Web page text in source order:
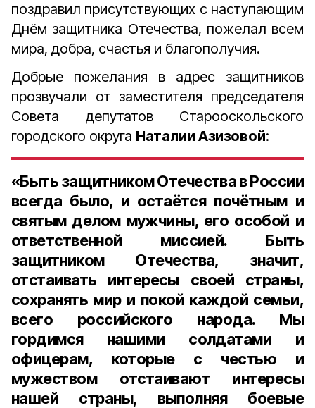
поздравил присутствующих с наступающим
Днём защитника Отечества, пожелал всем
мира, добра, счастья и благополучия.
Добрые пожелания в адрес защитников
прозвучали от заместителя председателя
Совета депутатов Старооскольского
городского округа Наталии Азизовой:
«Быть защитником Отечества в России
всегда было, и остаётся почётным и
святым делом мужчины, его особой и
ответственной миссией. Быть
защитником Отечества, значит,
отстаивать интересы своей страны,
сохранять мир и покой каждой семьи,
всего российского народа. Мы
гордимся нашими солдатами и
офицерам, которые с честью и
мужеством отстаивают интересы
нашей страны, выполняя боевые